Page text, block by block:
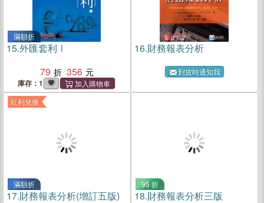
滿額折
15.外匯套利Ⅰ
79
356
庫存：1
16.財務報表分析
到貨時通知我
紅利兌換
滿額折
17.財務報表分析(增訂五版)
95 折
18.財務報表分析三版